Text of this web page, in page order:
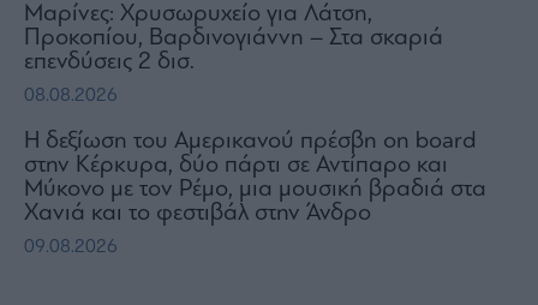
Μαρίνες: Χρυσωρυχείο για Λάτση,
Προκοπίου, Βαρδινογιάννη – Στα σκαριά
επενδύσεις 2 δισ.
08.08.2026
H δεξίωση του Αμερικανού πρέσβη on board
στην Κέρκυρα, δύο πάρτι σε Αντίπαρο και
Μύκονο με τον Ρέμο, μια μουσική βραδιά στα
Χανιά και το φεστιβάλ στην Άνδρο
09.08.2026